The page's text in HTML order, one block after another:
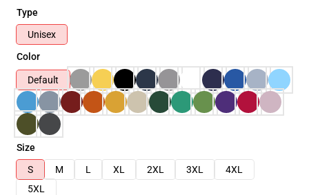
Type
Unisex
Color
Default
Size
S
M L XL 2XL 3XL
4XL
5XL